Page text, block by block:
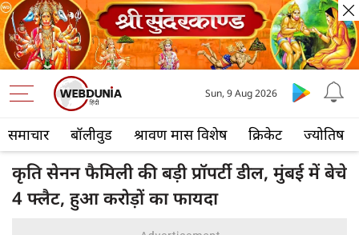
समाचार बॉलीवुड श्रावण मास विशेष क्रिकेट ज्योतिष
Sun, 9 Aug 2026
कृति सेनन फैमिली की बड़ी प्रॉपर्टी डील, मुंबई में बेचे
4 फ्लैट, हुआ करोड़ों का फायदा